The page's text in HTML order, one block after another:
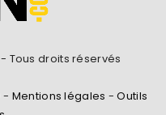
Tous droits réservés
- Mentions légales -Outils